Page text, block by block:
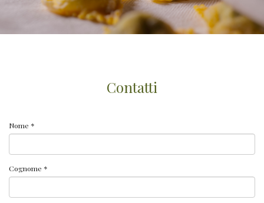
Contatti
Nome *
Cognome *